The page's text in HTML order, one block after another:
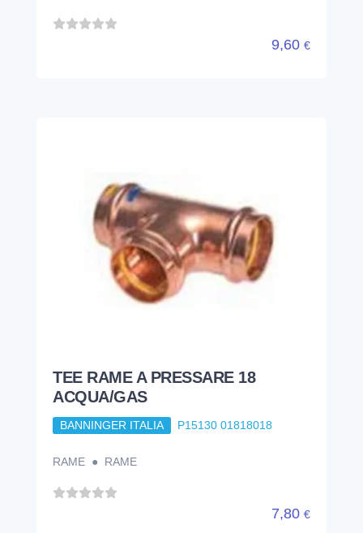
9,60 €
TEE RAME A PRESSARE 18
ACQUA/GAS
BANNINGER ITALIA P15130 01818018
RAME ● RAME
7,80 €